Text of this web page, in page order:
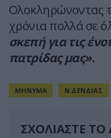
Ολοκληρώνοντας
χρόνια πολλά σε
σκεπή για τις
πατρίδας μας».
ΜΗΝΥΜΑ Ν.ΔΕΝΔΙΑΣ
ΣΧΟΛΙΑΣΤΕ